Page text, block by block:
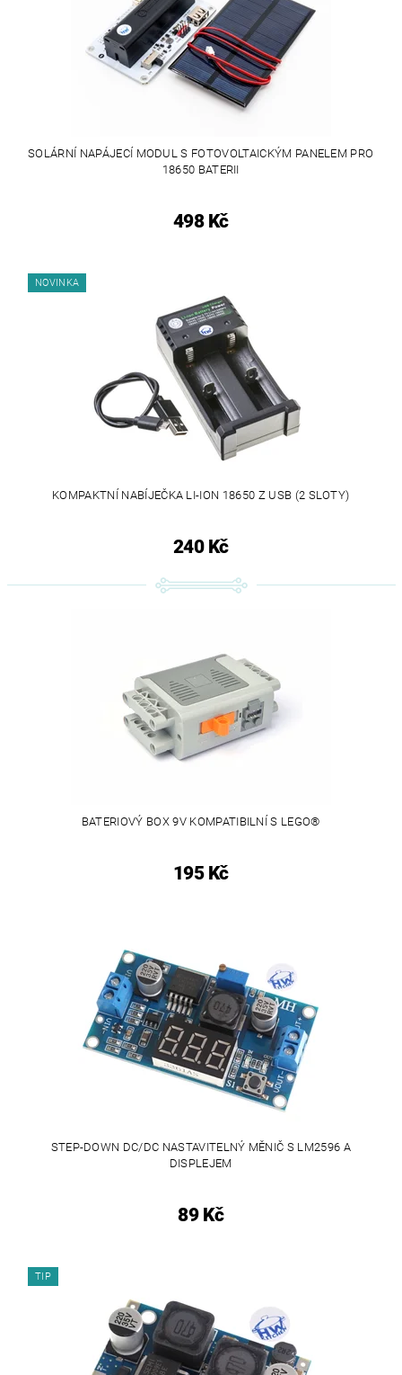
SOLÁRNÍ NAPÁJECÍ MODUL S FOTOVOLTAICKÝM PANELEM PRO
18650 BATERII
498 Kč
NOVINKA
KOMPAKTNÍ NABÍJEČKA LI-ION 18650 Z USB (2 SLOTY)
240 Kč
BATERIOVÝ BOX 9V KOMPATIBILNÍ S LEGO®
195 Kč
STEP-DOWN DC/DC NASTAVITELNÝ MĚNIČ S LM2596 A
DISPLEJEM
89 Kč
TIP